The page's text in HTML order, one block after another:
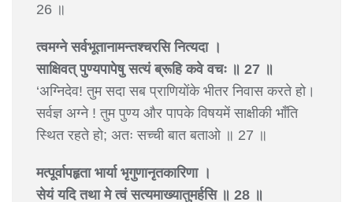
26 ॥
त्वमग्ने सर्वभूतानामन्तश्चरसि नित्यदा ।
साक्षिवत् पुण्यपापेषु सत्यं ब्रूहि कवे वचः ॥ 27 ॥
‘अग्निदेव! तुम सदा सब प्राणियोंके भीतर निवास करते हो।
सर्वज्ञ अग्ने ! तुम पुण्य और पापके विषयमें साक्षीकी भाँति
स्थित रहते हो; अतः सच्ची बात बताओ ॥ 27 ॥
मत्पूर्वापहृता भार्या भृगुणानृतकारिणा ।
सेयं यदि तथा मे त्वं सत्यमाख्यातुमर्हसि ॥ 28 ॥